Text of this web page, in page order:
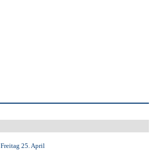
Freitag 25. April